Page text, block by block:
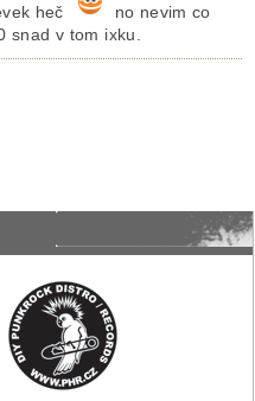
heč
no nevim co
snad v tom ixku.